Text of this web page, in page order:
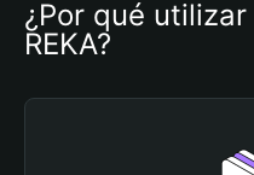
¿Por qué
REKA?